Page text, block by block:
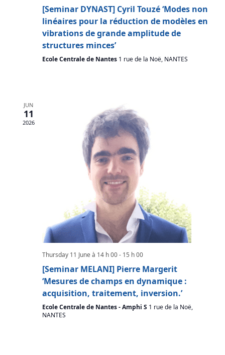
[Seminar DYNAST] Cyril Touzé ‘Modes non
linéaires pour la réduction de modèles en
vibrations de grande amplitude de
structures minces’
Ecole Centrale de Nantes 1 rue de la Noë, NANTES
JUN
11
2026
Thursday 11 June à 14 h 00- 15 h 00
[Seminar MELANI] Pierre Margerit
‘Mesures de champs en dynamique :
acquisition, traitement, inversion.’
Ecole Centrale de Nantes - Amphi S 1 rue de la Noë,
NANTES